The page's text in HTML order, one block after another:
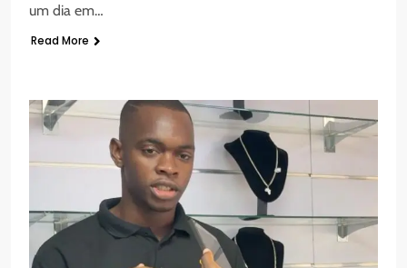
Agentes de Pastoral bíblica no
encontro de revitalização na
Diocese de Chimoio
PORTUGUÊS RELIGIOSA
um dia em…
Read More